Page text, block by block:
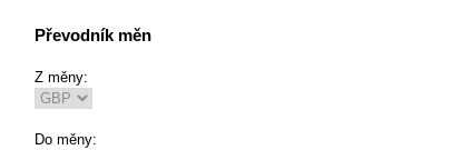
Převodník měn
Z měny:
Do měny: